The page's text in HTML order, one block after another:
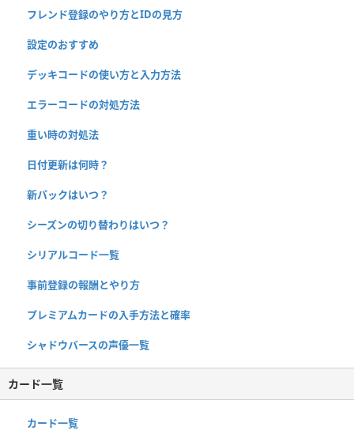
フレンド登録のやり方とIDの見方
設定のおすすめ
デッキコードの使い方と入力方法
エラーコードの対処方法
重い時の対処法
日付更新は何時？
新パックはいつ？
シーズンの切り替わりはいつ？
シリアルコード一覧
事前登録の報酬とやり方
プレミアムカードの入手方法と確率
シャドウバースの声優一覧
カード一覧
カード一覧